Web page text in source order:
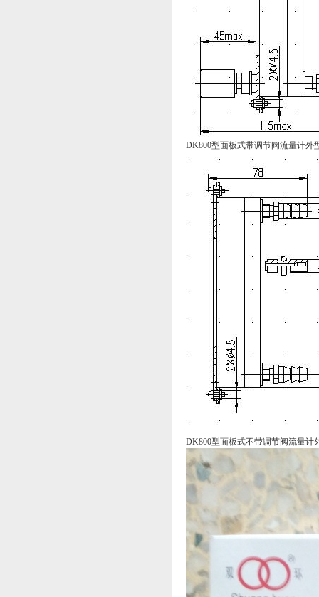
DK800型面板式带调节阀流量计外
DK800型面板式不带调节阀流量计